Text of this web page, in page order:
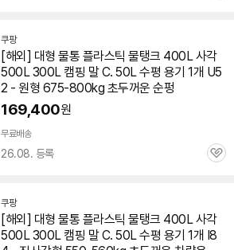
쿠팡
[해외] 대형 물통 플라스틱 물탱크 400L 사각
500L 300L 캠핑 말 C. 50L 수평 용기 1개 U5
2 - 원형 675-800kg 초두꺼운 순펑
169,400원
무료배송
26.08. 등록
관
쿠팡
[해외] 대형 물통 플라스틱 물탱크 400L 사각
500L 300L 캠핑 말 C. 50L 수평 용기 1개 I8